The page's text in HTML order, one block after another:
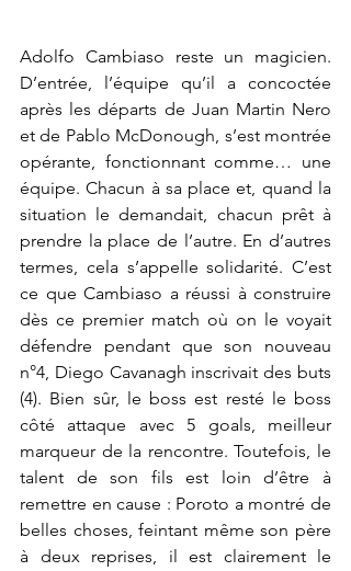
Adolfo Cambiaso reste un magicien.
D’entrée, l’équipe qu’il a concoctée
après les départs de Juan Martin Nero
et de Pablo McDonough, s’est montrée
opérante, fonctionnant comme… une
équipe. Chacun à sa place et, quand la
situation le demandait, chacun prêt à
prendre la place de l’autre. En d’autres
termes, cela s’appelle solidarité. C’est
ce que Cambiaso a réussi à construire
dès ce premier match où on le voyait
défendre pendant que son nouveau
n°4, Diego Cavanagh inscrivait des buts
(4). Bien sûr, le boss est resté le boss
côté attaque avec 5 goals, meilleur
marqueur de la rencontre. Toutefois, le
talent de son fils est loin d’être à
remettre en cause : Poroto a montré de
belles choses, feintant même son père
à deux reprises, il est clairement le